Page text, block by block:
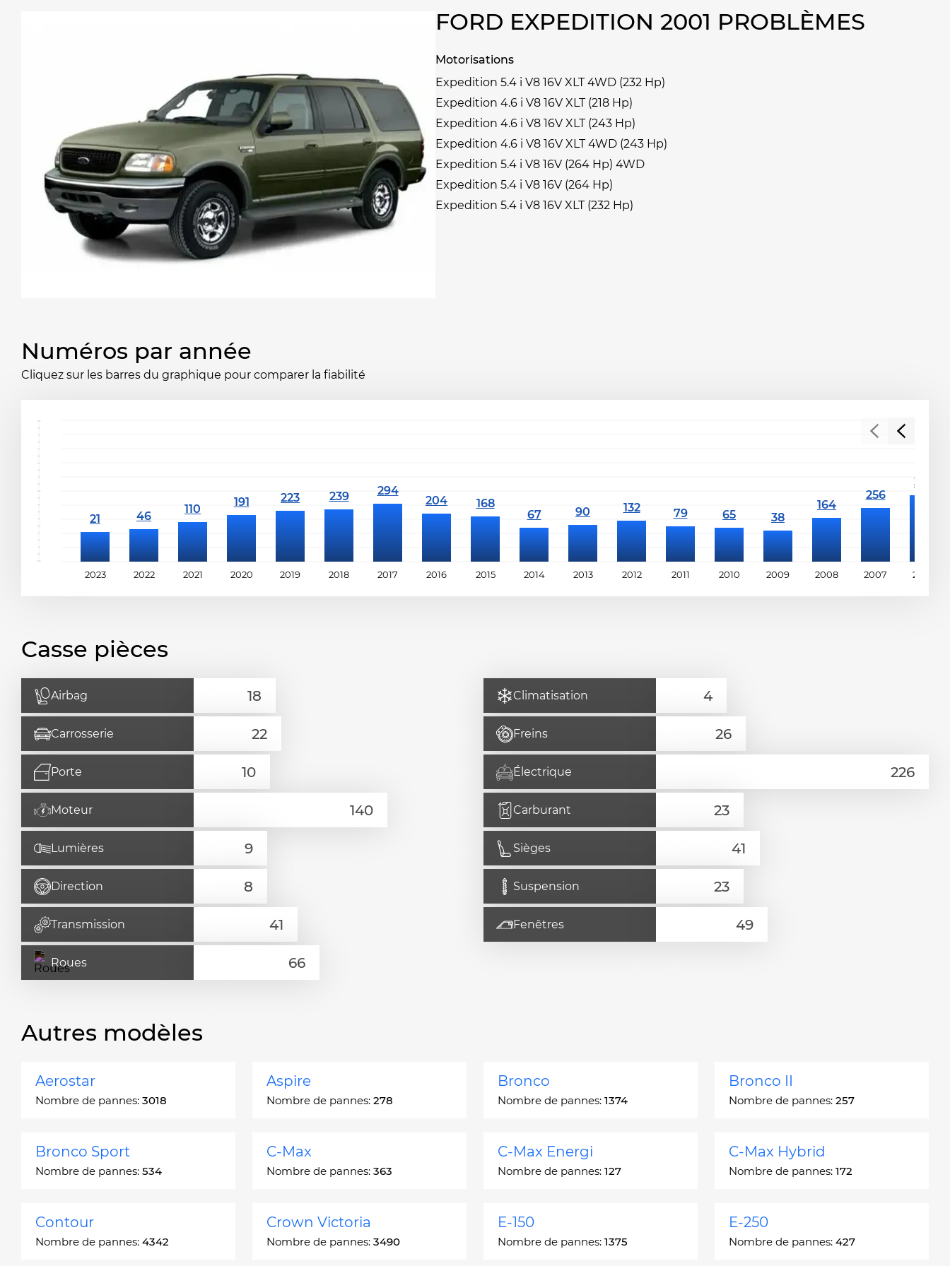
FORD EXPEDITION 2001 PROBLÈMES
Motorisations
Expedition 5.4 i V8 16V XLT 4WD (232 Hp)
Expedition 4.6 i V8 16V XLT (218 Hp)
Expedition 4.6 i V8 16V XLT (243 Hp)
Expedition 4.6 i V8 16V XLT 4WD (243 Hp)
Expedition 5.4 i V8 16V (264 Hp) 4WD
Expedition 5.4 i V8 16V (264 Hp)
Expedition 5.4 i V8 16V XLT (232 Hp)
Numéros par année
Cliquez sur les barres du graphique pour comparer la fiabilité
2023 2022 2021 2020 2019 2018 2017 2016 2015 2014 2013 2012 2011 2010 2009 2008 2007 2006
Casse pièces
Airbag Climatisation
Carrosserie Freins
Porte Électrique
Moteur Carburant
Lumières Sièges
Direction Suspension
Transmission Fenêtres
Roues
Autres modèles
Aerostar
Nombre de pannes: 3018
Aspire
Nombre de pannes: 278
Bronco
Nombre de pannes: 1374
Bronco II
Nombre de pannes: 257
Bronco Sport
Nombre de pannes: 534
C-Max
Nombre de pannes: 363
C-Max Energi
Nombre de pannes: 127
C-Max Hybrid
Nombre de pannes: 172
Contour
Nombre de pannes: 4342
Crown Victoria
Nombre de pannes: 3490
E-150
Nombre de pannes: 1375
E-250
Nombre de pannes: 427